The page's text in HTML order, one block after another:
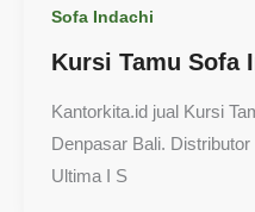
Sofa Indachi
Kursi Tamu Sofa
Kantorkita.id jual Kursi
Denpasar Bali.
Ultima I S